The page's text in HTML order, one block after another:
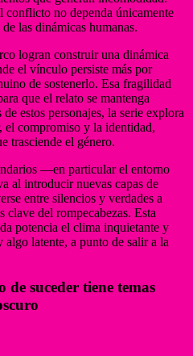
conflicto no dependa únicamente
las dinámicas humanas.
logran construir una dinámica
el vínculo persiste más por
de sostenerlo. Esa fragilidad
que el relato se mantenga
estos personajes, la serie explora
el compromiso y la identidad,
trasciende el género.
—en particular el entorno
al introducir nuevas capas de
entre silencios y verdades a
clave del rompecabezas. Esta
potencia el clima inquietante y
algo latente, a punto de salir a la
suceder tiene temas